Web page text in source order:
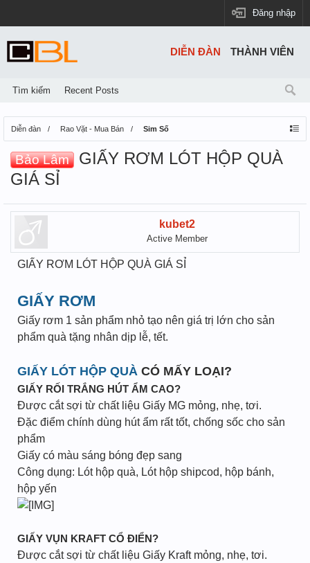
Đăng nhập
Diễn đàn Rao Vặt - Mua Bán Sim Số
Bảo Lâm
GIẤY RƠM LÓT HỘP QUÀ
GIÁ SỈ
kubet2
Active Member
GIẤY RƠM LÓT HỘP QUÀ GIÁ SỈ
GIẤY RƠM
Giấy rơm 1 sản phẩm nhỏ tạo nên giá trị lớn cho sản
phẩm quà tặng nhân dịp lễ, tết.
GIẤY LÓT HỘP QUÀ CÓ MẤY LOẠI?
GIẤY RỐI TRẮNG HÚT ẨM CAO?
Được cắt sợi từ chất liệu Giấy MG mỏng, nhẹ, tơi.
Đặc điểm chính dùng hút ẩm rất tốt, chống sốc cho sản
phẩm
Giấy có màu sáng bóng đẹp sang
Công dụng: Lót hộp quà, Lót hộp shipcod, hộp bánh,
hộp yến
GIẤY VỤN KRAFT CỔ ĐIỂN?
Được cắt sợi từ chất liệu Giấy Kraft mỏng, nhẹ, tơi.
DIỄN ĐÀN
Tìm kiếm Recent Posts
THÀNH VIÊN